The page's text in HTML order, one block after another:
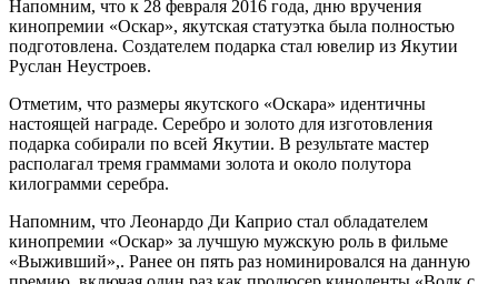
Напомним, что к 28 февраля 2016 года, дню вручения
кинопремии «Оскар», якутская статуэтка была полностью
подготовлена. Создателем подарка стал ювелир из Якутии
Руслан Неустроев.
Отметим, что размеры якутского «Оскара» идентичны
настоящей награде. Серебро и золото для изготовления
подарка собирали по всей Якутии. В результате мастер
располагал тремя граммами золота и около полутора
килограмми серебра.
Напомним, что Леонардо Ди Каприо стал обладателем
кинопремии «Оскар» за лучшую мужскую роль в фильме
«Выживший»,. Ранее он пять раз номинировался на данную